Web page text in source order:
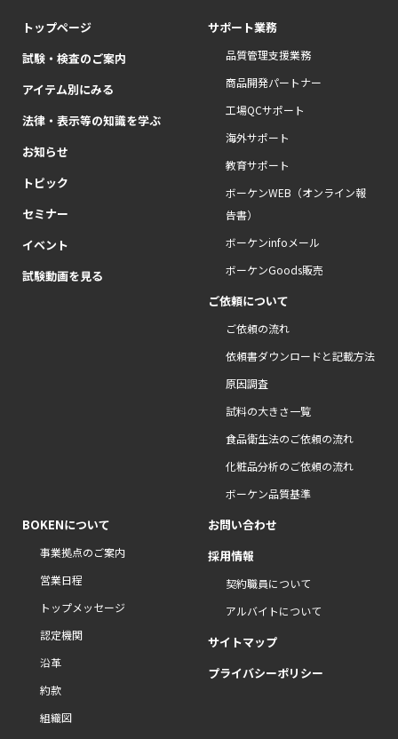
トップページ
試験・検査のご案内
アイテム別にみる
法律・表示等の知識を学ぶ
お知らせ
トピック
セミナー
イベント
試験動画を見る
サポート業務
品質管理支援業務
商品開発パートナー
工場QCサポート
海外サポート
教育サポート
ボーケンWEB（オンライン報
告書）
ボーケンinfoメール
ボーケンGoods販売
ご依頼について
ご依頼の流れ
依頼書ダウンロードと記載方法
原因調査
試料の大きさ一覧
食品衛生法のご依頼の流れ
化粧品分析のご依頼の流れ
ボーケン品質基準
BOKENについて
事業拠点のご案内
営業日程
トップメッセージ
認定機関
沿革
約款
組織図
お問い合わせ
採用情報
契約職員について
アルバイトについて
サイトマップ
プライバシーポリシー